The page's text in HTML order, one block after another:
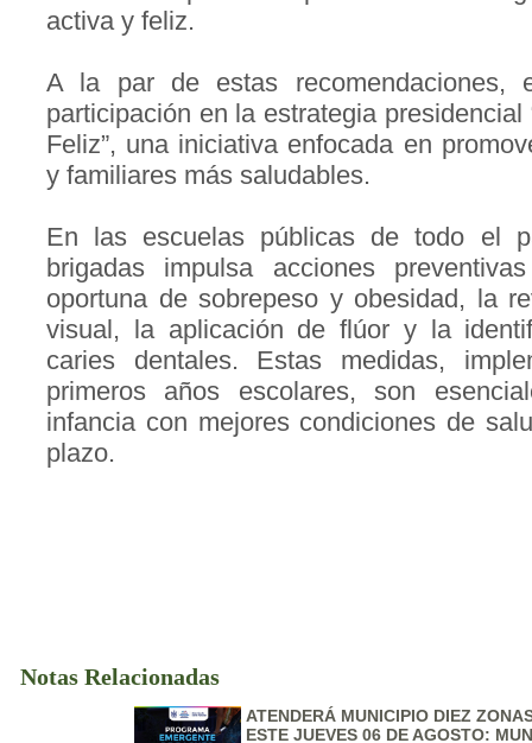
activa y feliz.
A la par de estas recomendaciones,
participación en la estrategia
Feliz”, una iniciativa enfocada en
y familiares más saludables.
En las escuelas públicas de todo el
brigadas impulsa acciones
oportuna de sobrepeso y obesidad, la
visual, la aplicación de flúor y la
caries dentales. Estas medidas,
primeros años escolares, son
infancia con mejores condiciones de
plazo.
Notas Relacionadas
ATENDERÁ MUNICIPIO DIEZ
ESTE JUEVES 06 DE AGOSTO: